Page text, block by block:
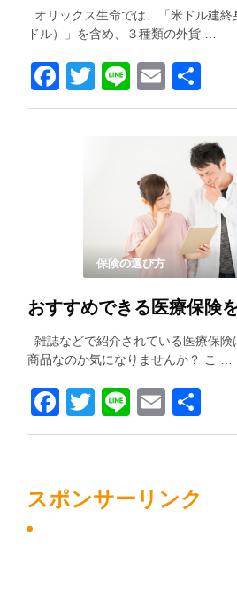
オリックス生命では、「米ドル建
ドル）」を含め、３種類の外貨 …
Facebook
Twitter
LineEmail
有
保険の選び方
雑誌などで紹介されている医療保
商品なのか気になりませんか？ こ …
Facebook
Twitter
LineEmail
有
スポンサーリンク